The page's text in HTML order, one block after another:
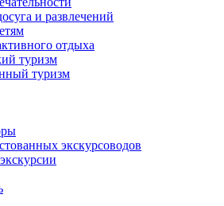
и развлечений
отдыха
туризм
туризм
экскурсоводов